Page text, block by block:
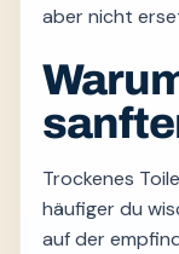
aber nicht
Trockenes
häufiger du
auf der